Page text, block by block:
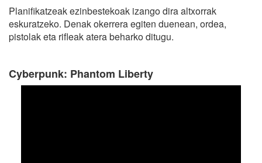
Planifikatzeak ezinbestekoak izango dira altxorrak
eskuratzeko. Denak okerrera egiten duenean, ordea,
pistolak eta rifleak atera beharko ditugu.
Cyberpunk: Phantom Liberty